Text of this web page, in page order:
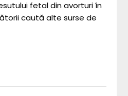
fetal din avorturi în
caută alte surse de